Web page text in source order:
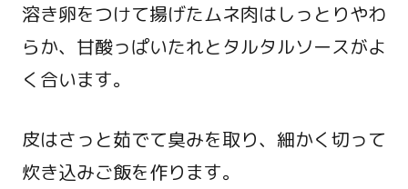
溶き卵をつけて揚げたムネ肉はしっとりやわ
らか、甘酸っぱいたれとタルタルソースがよ
く合います。
皮はさっと茹でて臭みを取り、細かく切って
炊き込みご飯を作ります。